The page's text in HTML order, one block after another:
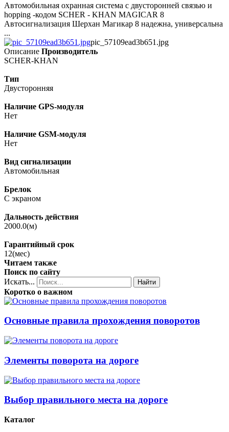
Автомобильная охранная система с двусторонней связью и
hopping -кодом SCHER - KHAN MAGICAR 8
Автосигнализация Шерхан Магикар 8 надежна, универсальна
...
pic_57109ead3b651.jpg
Описание Производитель
SCHER-KHAN
Тип
Двусторонняя
Наличие GPS-модуля
Нет
Наличие GSM-модуля
Нет
Вид сигнализации
Автомобильная
Брелок
С экраном
Дальность действия
2000.0(м)
Гарантийный срок
12(мес)
Читаем также
Поиск по сайту
Искать...
Найти
Коротко о важном
Основные правила прохождения поворотов
Элементы поворота на дороге
Выбор правильного места на дороге
Каталог